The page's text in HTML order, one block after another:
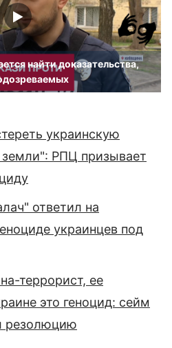
найти доказательства,
украинскую
РПЦ призывает
ответил на
украинцев под
террорист, ее
это геноцид: сейм
резолюцию